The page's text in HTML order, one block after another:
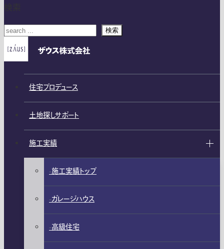
検索
住宅プロデュース
土地探しサポート
施工実績
施工実績トップ
ガレージハウス
高級住宅